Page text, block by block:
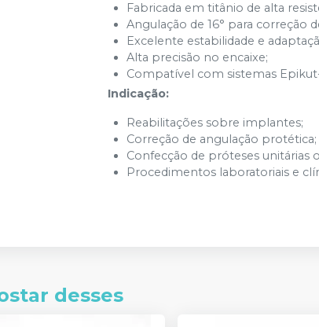
Fabricada em titânio de alta
Angulação de 16° para correção
Excelente estabilidade e
Alta precisão no encaixe;
Compatível com sistemas
Indicação:
Reabilitações sobre implantes;
Correção de angulação protética;
Confecção de próteses unitárias
Procedimentos laboratoriais e
desses